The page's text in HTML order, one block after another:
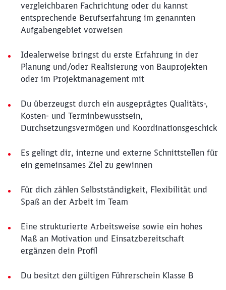
vergleichbaren Fachrichtung oder du kannst
entsprechende Berufserfahrung im genannten
Aufgabengebiet vorweisen
Idealerweise bringst du erste Erfahrung in der
Planung und/oder Realisierung von Bauprojekten
oder im Projektmanagement mit
Du überzeugst durch ein ausgeprägtes Qualitäts-,
Kosten- und Terminbewusstsein,
Durchsetzungsvermögen und Koordinationsgeschick
Es gelingt dir, interne und externe Schnittstellen für
ein gemeinsames Ziel zu gewinnen
Für dich zählen Selbstständigkeit, Flexibilität und
Spaß an der Arbeit im Team
Eine strukturierte Arbeitsweise sowie ein hohes
Maß an Motivation und Einsatzbereitschaft
ergänzen dein Profil
Du besitzt den gültigen Führerschein Klasse B